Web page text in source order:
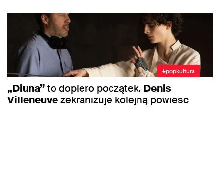
#popkultura
„Diuna”to dopiero początek. Denis
Villeneuvezekranizuje kolejną powieść